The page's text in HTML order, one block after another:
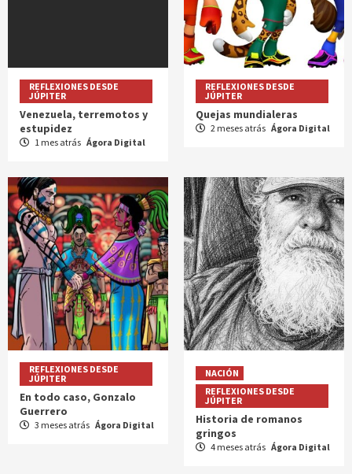
REFLEXIONES DESDE
JÚPITER
Venezuela, terremotos y
estupidez
1 mes atrás Ágora Digital
REFLEXIONES DESDE
JÚPITER
Quejas mundialeras
2 meses atrás Ágora Digital
REFLEXIONES DESDE
JÚPITER
En todo caso, Gonzalo
Guerrero
3 meses atrás Ágora Digital
NACIÓN
REFLEXIONES DESDE
JÚPITER
Historia de romanos
gringos
4 meses atrás Ágora Digital